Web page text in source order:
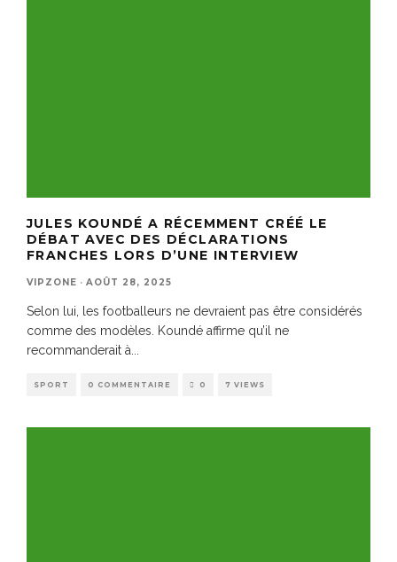
JULES KOUNDÉ A RÉCEMMENT CRÉÉ LE
DÉBAT AVEC DES DÉCLARATIONS
FRANCHES LORS D’UNE INTERVIEW
VIPZONE · AOÛT 28, 2025
Selon lui, les footballeurs ne devraient pas être considérés
comme des modèles. Koundé affirme qu’il ne
recommanderait à
SPORT 0 COMMENTAIRE 0 7 VIEWS